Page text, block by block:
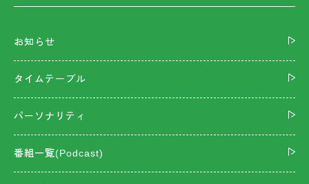
お知らせ
タイムテーブル
パーソナリティ
番組一覧(Podcast)